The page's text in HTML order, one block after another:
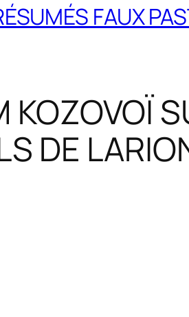
FAUX
KOZOVOÏ
DE